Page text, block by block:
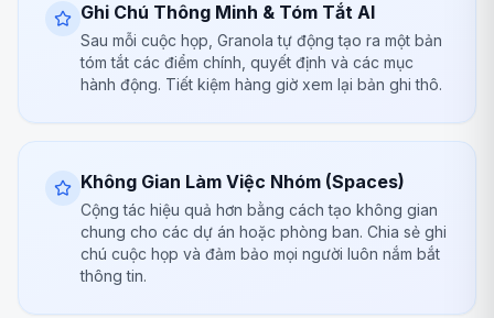
Ghi Chú Thông Minh & Tóm Tắt AI
Sau mỗi cuộc họp, Granola tự động tạo ra một bản
tóm tắt các điểm chính, quyết định và các mục
hành động. Tiết kiệm hàng giờ xem lại bản ghi thô.
Không Gian Làm Việc Nhóm (Spaces)
Cộng tác hiệu quả hơn bằng cách tạo không gian
chung cho các dự án hoặc phòng ban. Chia sẻ ghi
chú cuộc họp và đảm bảo mọi người luôn nắm bắt
thông tin.